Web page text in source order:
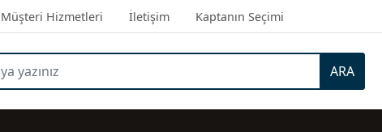
Müşteri Hizmetleri İletişim Kaptanın Seçimi
ARA